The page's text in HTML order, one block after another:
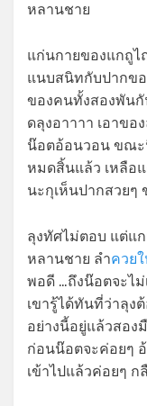
หลานชาย
แก่นกายของแกถู
แนบสนิทกับปากข
ของคนทั้งสองพันกั
ดลุงอาาาา เอาขอ
น๊อตอ้อนวอน ขณะ
หมดสิ้นแล้ว เหลือแ
นะกุเห็นปากสวยๆ
ลุงทัศไม่ตอบ แต่แ
หลานชาย ลำควย
พอดี …ถึงน๊อตจะไ
เขารู้ได้ทันที่ว่าลุง
อย่างนี้อยู่แล้วสอง
ก่อนน๊อตจะค่อยๆ
เข้าไปแล้วค่อยๆ ก